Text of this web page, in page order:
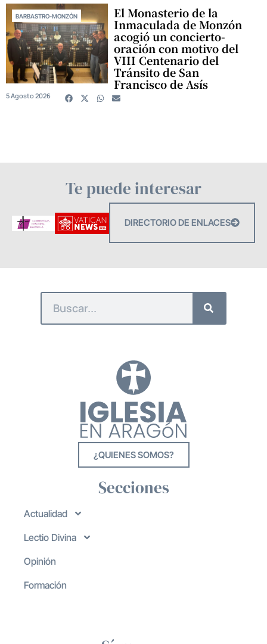
BARBASTRO-MONZÓN El Monasterio de la
Inmaculada de Monzón
acogió un concierto-
oración con motivo del
VIII Centenario del
Tránsito de San
Francisco de Asís
5 Agosto 2026
Te puede interesar
DIRECTORIO DE ENLACES
¿QUIENES SOMOS?
Secciones
Actualidad
Lectio Divina
Opinión
Formación